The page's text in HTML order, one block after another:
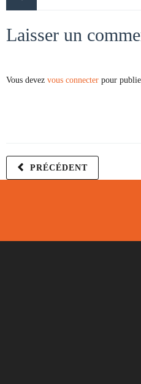
Laisser un
Vous devez vous connecter pour
PRÉCÉDENT